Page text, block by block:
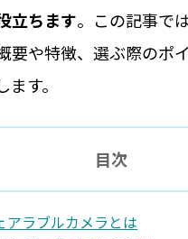
立ちます。この記事で
要や特徴、選ぶ際のポ
す。
目次
アラブルカメラとは